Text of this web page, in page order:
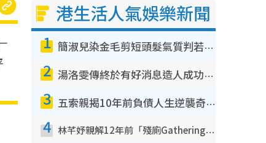
港生活人氣娛樂新聞
1 簡淑兒染金毛剪短頭髮氣質判若兩人！嚇壞老公麥大力都認唔出：「你做咩事？」
2 湯洛雯傳終於有好消息造人成功！兩大細節曝孕味極濃惹猜測：大肚婆先會咁！
3 五索親揭10年前負債人生逆襲奇蹟！全靠去一地方轉運後即遇上馬先生
4 林芊妤親解12年前「殘廁Gathering」真相！高層解約一句話重創尊嚴至今拒返TVB